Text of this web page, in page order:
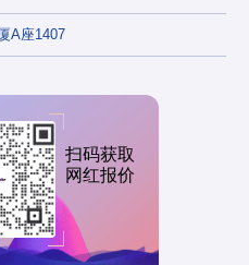
A座1407
扫码获取
网红报价